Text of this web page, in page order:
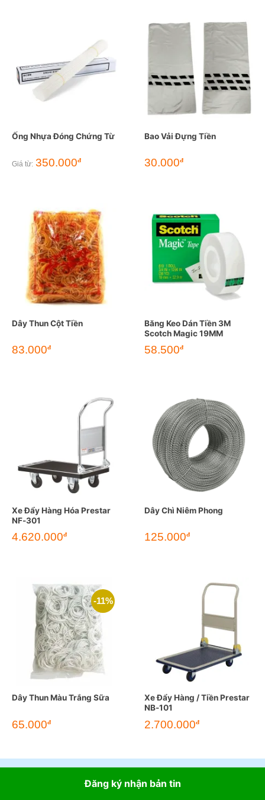
Ống Nhựa Đóng Chứng Từ
Giá từ: 350.000đ
Bao Vải Đựng Tiền
30.000đ
Dây Thun Cột Tiền
83.000đ
Băng Keo Dán Tiền 3M
Scotch Magic 19MM
58.500đ
Xe Đẩy Hàng Hóa Prestar
NF-301
4.620.000đ
Dây Chì Niêm Phong
125.000đ
-11%
Dây Thun Màu Trắng Sữa
Giá
gốc
65.000đGiá
Xe Đẩy Hàng / Tiền Prestar
NB-101
2.700.000đ
Đăng ký nhận bản tin